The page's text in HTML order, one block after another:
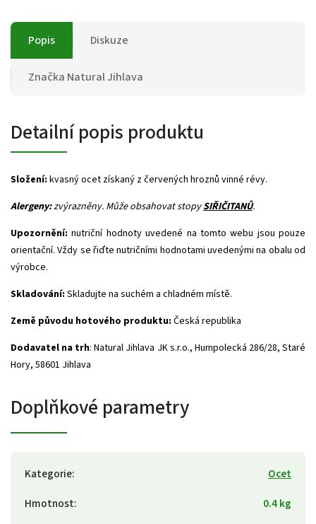
Popis Diskuze
Značka Natural Jihlava
Detailní popis produktu
Složení: kvasný ocet získaný z červených hroznů vinné révy.
Alergeny:zvýrazněny. Může obsahovat stopySIŘIČITANŮ.
Upozornění: nutriční hodnoty uvedené na tomto webu jsou pouze
orientační. Vždy se řiďte nutričními hodnotami uvedenými na obalu od
výrobce.
Skladování: Skladujte na suchém a chladném místě.
Země původu hotového produktu: Česká republika
Dodavatel na trh: Natural Jihlava JK s.r.o., Humpolecká 286/28, Staré
Hory, 58601 Jihlava
Doplňkové parametry
Kategorie:
Ocet
Hmotnost:
0.4 kg